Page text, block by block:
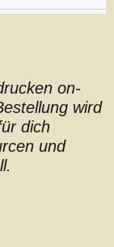
on-
wird
dich
und